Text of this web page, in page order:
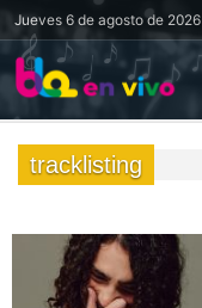
Jueves 6 de agosto de 2026
tracklisting